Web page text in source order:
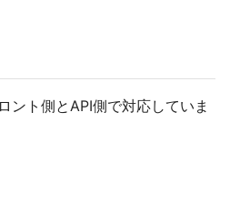
ント側とAPI側で対応していま